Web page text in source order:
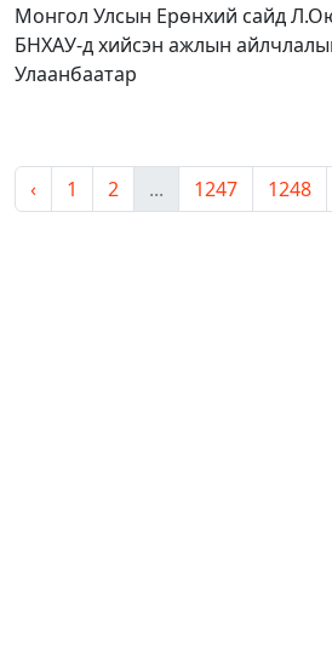
Монгол Улсын Ерөнхий сайд
БНХАУ-д хийсэн ажлын
Улаанбаатар
‹ 1 2 ... 1247 1248